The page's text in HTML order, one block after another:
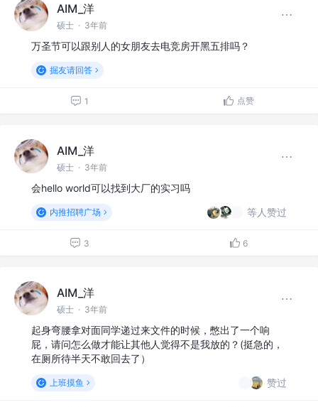
AIM_洋
硕士 · 3年前
万圣节可以跟别人的女朋友去电竞房开黑五排吗？
掘友请回答
1 点赞
AIM_洋
硕士 · 3年前
会hello world可以找到大厂的实习吗
内推招聘广场 等人赞过
3 6
AIM_洋
硕士 · 3年前
起身弯腰拿对面同学递过来文件的时候，憋出了一个响
屁，请问怎么做才能让其他人觉得不是我放的？(挺急的，
在厕所待半天不敢回去了）
上班摸鱼 赞过